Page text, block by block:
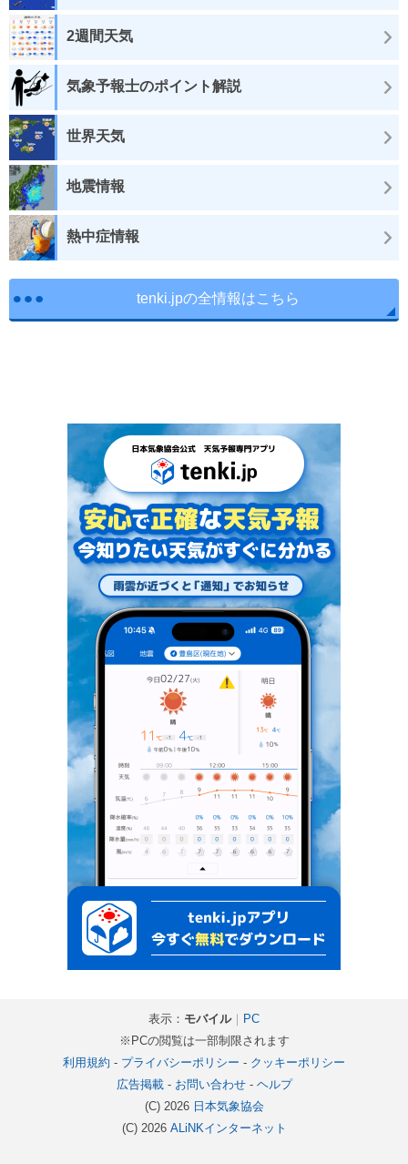
2週間天気
気象予報士のポイント解説
世界天気
地震情報
熱中症情報
tenki.jpの全情報はこちら
表示： モバイル｜ PC
※PCの閲覧は一部制限されます
利用規約 - プライバシーポリシー - クッキーポリシー
広告掲載- お問い合わせ- ヘルプ
(C) 2026 日本気象協会
(C) 2026 ALiNKインターネット